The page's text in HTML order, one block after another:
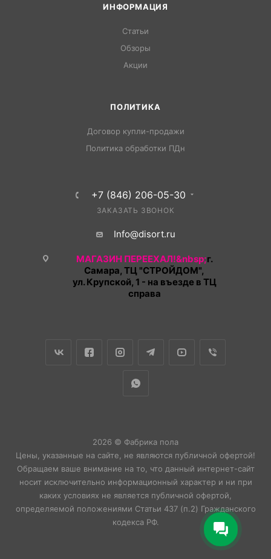
ИНФОРМАЦИЯ
Статьи
Обзоры
Акции
ПОЛИТИКА
Договор купли-продажи
Политика обработки ПДн
+7 (846) 206-05-30
ЗАКАЗАТЬ ЗВОНОК
Info@disort.ru
МАГАЗИН ПЕРЕЕХАЛ!&nbsp;г.
Самара, ТЦ "СТРОЙДОМ",
ул. Крупской, 1 - на въезде в ТЦ
справа
2026 © Фабрика пола
Цены, указанные на сайте, не являются публичной офертой!
Обращаем ваше внимание на то, что данный интернет-сайт
носит исключительно информационный характер и ни при
каких условиях не является публичной офертой,
определяемой положениями Статьи 437 (п.2) Гражданского
кодекса РФ.